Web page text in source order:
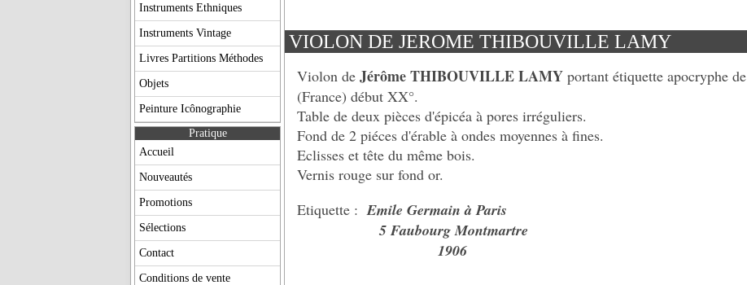
Instruments Ethniques
Instruments Vintage
Livres Partitions Méthodes
Objets
Peinture Icônographie
Pratique
Accueil
Nouveautés
Promotions
Sélections
Contact
Conditions de vente
VIOLON DE JEROME THIBOUVILLE LAMY
Violon de Jérôme THIBOUVILLE LAMY portant étiquette apocryphe de
(France) début XX°.
Table de deux pièces d'épicéa à pores irréguliers.
Fond de 2 piéces d'érable à ondes moyennes à fines.
Eclisses et tête du même bois.
Vernis rouge sur fond or.
Etiquette :Emile Germain àParis
5 Faubourg Montmartre
1906